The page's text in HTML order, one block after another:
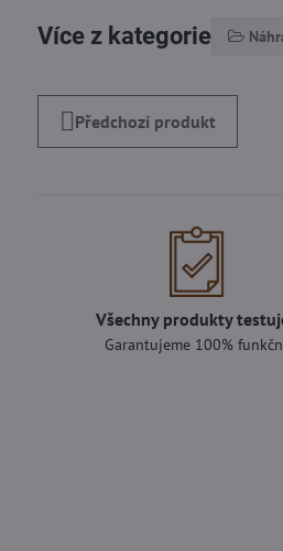
Více z kategorie
Předchozí produkt
Všechny produkty
Garantujeme 100%